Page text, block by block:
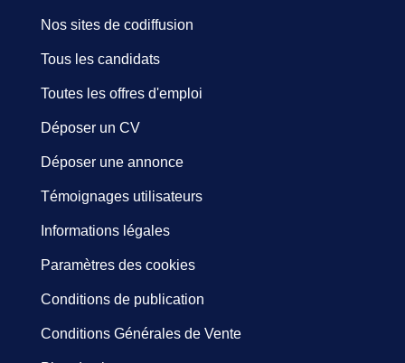
Nos sites de codiffusion
Tous les candidats
Toutes les offres d'emploi
Déposer un CV
Déposer une annonce
Témoignages utilisateurs
Informations légales
Paramètres des cookies
Conditions de publication
Conditions Générales de Vente